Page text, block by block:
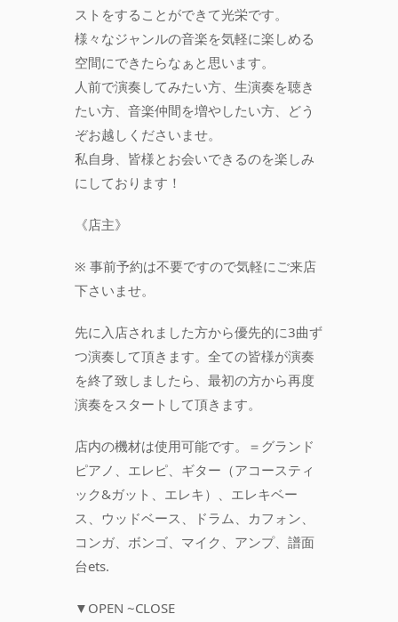
ストをすることができて光栄です。
様々なジャンルの音楽を気軽に楽しめる
空間にできたらなぁと思います。
人前で演奏してみたい方、生演奏を聴き
たい方、音楽仲間を増やしたい方、どう
ぞお越しくださいませ。
私自身、皆様とお会いできるのを楽しみ
にしております！
《店主》
※ 事前予約は不要ですので気軽にご来店
下さいませ。
先に入店されました方から優先的に3曲ず
つ演奏して頂きます。全ての皆様が演奏
を終了致しましたら、最初の方から再度
演奏をスタートして頂きます。
店内の機材は使用可能です。＝グランド
ピアノ、エレピ、ギター（アコースティ
ック&ガット、エレキ）、エレキベー
ス、ウッドベース、ドラム、カフォン、
コンガ、ボンゴ、マイク、アンプ、譜面
台ets.
▼OPEN ~CLOSE